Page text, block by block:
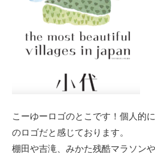
こーゆーロゴのとこです！個人的
のロゴだと感じております。
棚田や吉滝、みかた残酷マラソン